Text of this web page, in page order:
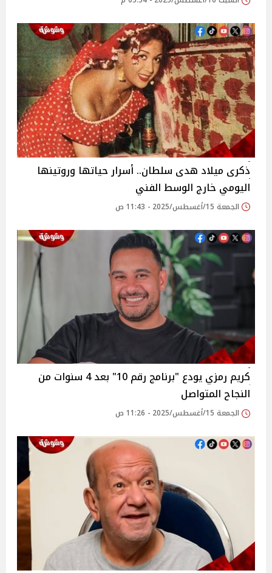
ذكرى ميلاد هدى سلطان.. أسرار حياتها وروتينها
اليومي خارج الوسط الفني
الجمعة 15/أغسطس/2025 - 11:43 ص
كريم رمزي يودع "برنامج رقم 10" بعد 4 سنوات من
النجاح المتواصل‎
الجمعة 15/أغسطس/2025 - 11:26 ص